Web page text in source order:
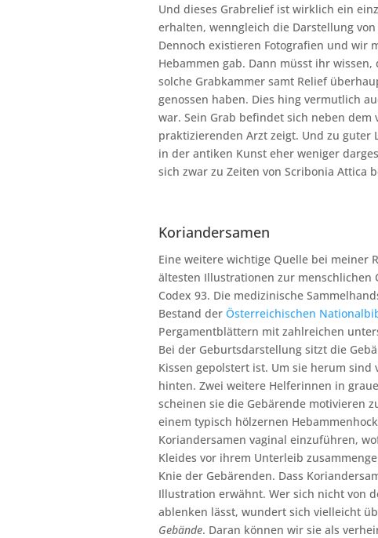
Und dieses Grabrelief ist wirklich ein
erhalten, wenngleich die Darstellung
Dennoch existieren Fotografien und wir
Hebammen gab. Dann müsst ihr
solche Grabkammer samt Relief
genossen haben. Dies hing vermutlich
war. Sein Grab befindet sich neben
praktizierenden Arzt zeigt. Und zu guter
in der antiken Kunst eher weniger
sich zwar zu Zeiten von Scribonia Attica
Koriandersamen
Eine weitere wichtige Quelle bei meiner
ältesten Illustrationen zur
Codex 93. Die medizinische
Bestand der Österreichischen
Pergamentblättern mit zahlreichen
Bei der Geburtsdarstellung sitzt die
Kissen gepolstert ist. Um sie herum
hinten. Zwei weitere Helferinnen in
scheinen sie die Gebärende motivieren
einem typisch hölzernen
Koriandersamen vaginal einzuführen,
Kleides vor ihrem Unterleib
Knie der Gebärenden. Dass
Illustration erwähnt. Wer sich nicht von
ablenken lässt, wundert sich vielleicht
Gebände. Daran können wir sie als